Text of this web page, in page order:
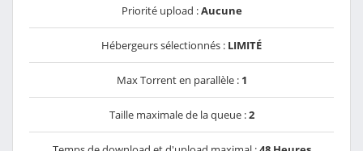
Priorité upload :Aucune
Hébergeurs sélectionnés : LIMITÉ
Max Torrent en parallèle : 1
Taille maximale de la queue :2